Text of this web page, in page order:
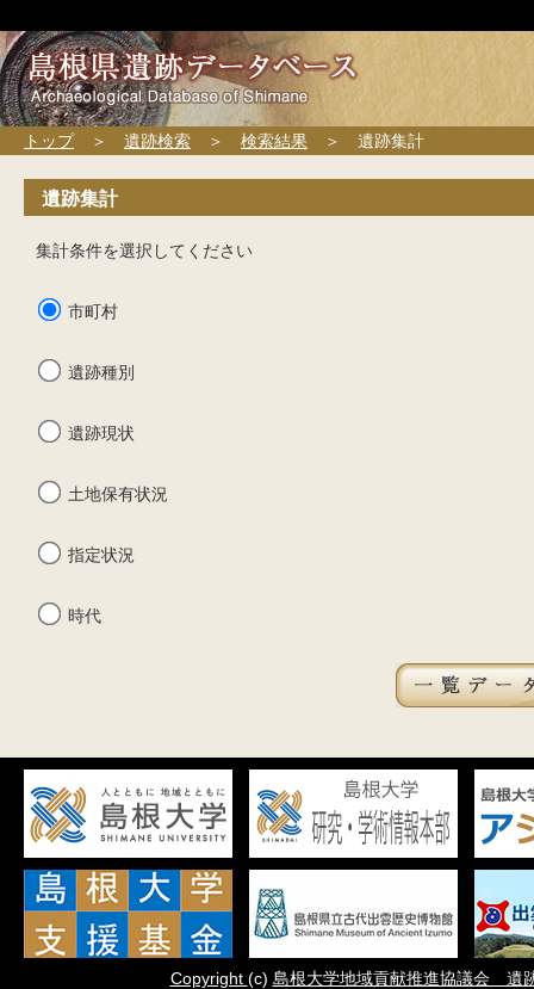
トップ＞ 遺跡検索 ＞ 検索結果 ＞ 遺跡集計
遺跡集計
集計条件を選択してください
市町村
遺跡種別
遺跡現状
土地保有状況
指定状況
時代
Copyright (c) 島根大学地域貢献推進協議会 遺